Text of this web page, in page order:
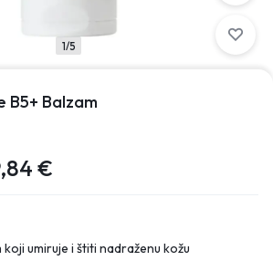
1/5
B5+ Balzam
€
umiruje i štiti nadraženu kožu